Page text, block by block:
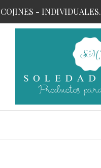
- INDIVIDUALES.